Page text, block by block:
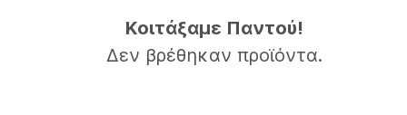
Κοιτάξαμε Παντού!
Δεν βρέθηκαν προϊόντα.